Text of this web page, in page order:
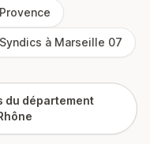
Syndics à Marseille 07
du département